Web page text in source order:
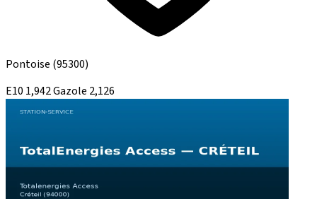
Pontoise (95300)
E10 1,942Gazole 2,126